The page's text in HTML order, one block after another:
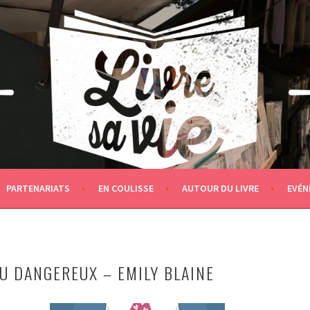
PARTENARIATS EN COULISSE AUTOUR DU LIVRE
DANGEREUX – EMILY BLAINE